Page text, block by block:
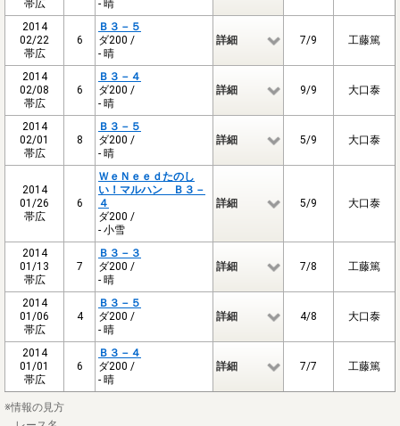
帯広
- 晴
2014
02/22
帯広
6
Ｂ３－５
ダ200 /
- 晴
詳細 7/9 工藤篤
2014
02/08
帯広
6
Ｂ３－４
ダ200 /
- 晴
詳細 9/9 大口泰
2014
02/01
帯広
8
Ｂ３－５
ダ200 /
- 晴
詳細 5/9 大口泰
2014
01/26
帯広
6
ＷｅＮｅｅｄたのし
い！マルハン Ｂ３－
４
ダ200 /
- 小雪
詳細 5/9 大口泰
2014
01/13
帯広
7
Ｂ３－３
ダ200 /
- 晴
詳細 7/8 工藤篤
2014
01/06
帯広
4
Ｂ３－５
ダ200 /
- 晴
詳細 4/8 大口泰
2014
01/01
帯広
6
Ｂ３－４
ダ200 /
- 晴
詳細 7/7 工藤篤
※情報の見方